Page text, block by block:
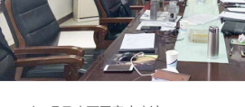
机
械
设
备